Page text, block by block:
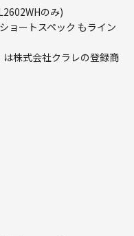
のみ)
ートスペック もライン
株式会社クラレの登録商